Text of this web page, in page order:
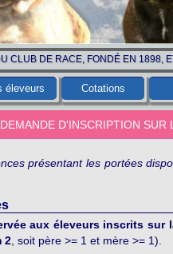
CLUB DE RACE, FONDÉ EN 1898,
éleveurs Cotations
DEMANDE D'INSCRIPTION SUR
présentant les portées
aux éleveurs inscrits
2, soit père >= 1 et mère >= 1).